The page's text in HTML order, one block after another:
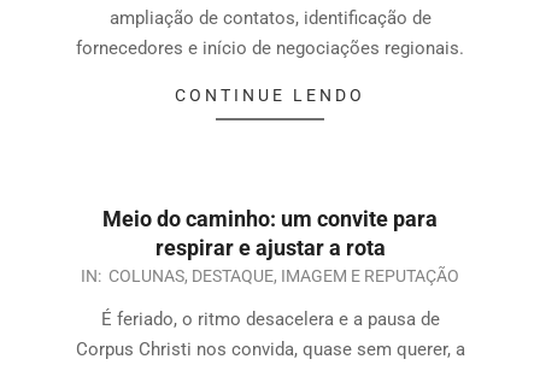
ampliação de contatos, identificação de
fornecedores e início de negociações regionais.
CONTINUE LENDO
Meio do caminho: um convite para
respirar e ajustar a rota
IN: COLUNAS, DESTAQUE, IMAGEM E REPUTAÇÃO
É feriado, o ritmo desacelera e a pausa de
Corpus Christi nos convida, quase sem querer, a